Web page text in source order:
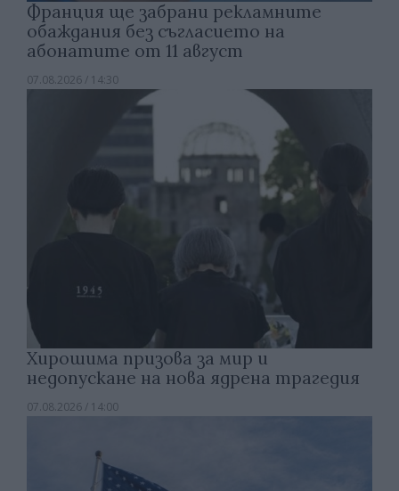
Франция ще забрани рекламните
обаждания без съгласието на
абонатите от 11 август
07.08.2026 / 14:30
Хирошима призова за мир и
недопускане на нова ядрена трагедия
07.08.2026 / 14:00